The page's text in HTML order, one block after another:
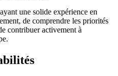
une solide expérience en
de comprendre les priorités
contribuer activement à